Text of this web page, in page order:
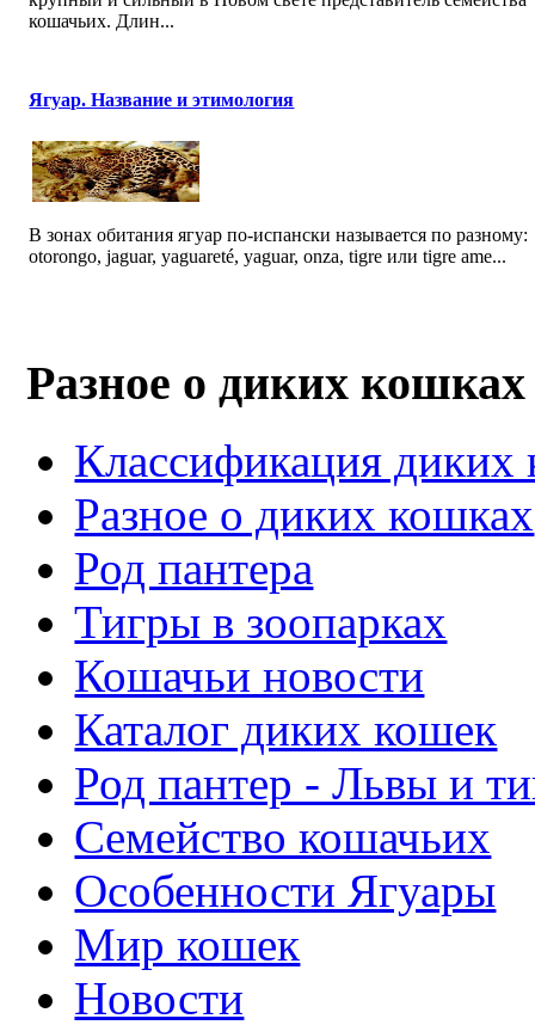
кошачьих. Длин...
Ягуар. Название и этимология
В зонах обитания ягуар по-испански называется по разному:
otorongo, jaguar, yaguareté, yaguar, onza, tigre или tigre ame...
Разное о диких кошках
Классификация диких
Разное о диких кошках
Род пантера
Тигры в зоопарках
Кошачьи новости
Каталог диких кошек
Род пантер - Львы и
Семейство кошачьих
Особенности Ягуары
Мир кошек
Новости